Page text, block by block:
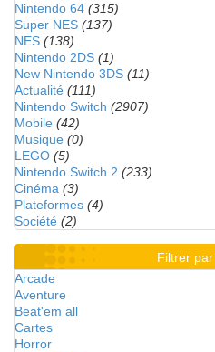
Nintendo 64 (315)
Super NES (137)
NES (138)
Nintendo 2DS (1)
New Nintendo 3DS (11)
Actualité (111)
Nintendo Switch (2907)
Mobile (42)
Musique (0)
LEGO (5)
Nintendo Switch 2 (233)
Cinéma (3)
Plateformes (4)
Société (2)
Filtrer
Arcade
Aventure
Beat'em all
Cartes
Horror